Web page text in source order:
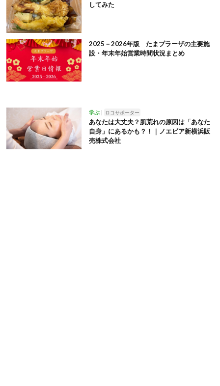
してみた
2025－2026年版 たまプラーザの主要施
設・年末年始営業時間状況まとめ
学ぶ ロコサポーター
あなたは大丈夫？肌荒れの原因は「あなた
自身」にあるかも？！｜ノエビア新横浜販
売株式会社